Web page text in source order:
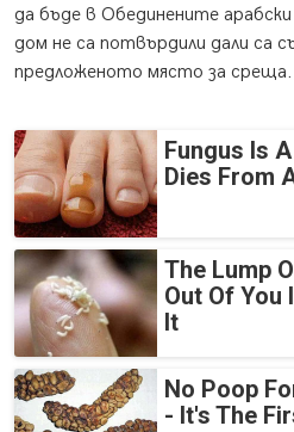
да бъде в Обединените
дом не са потвърдили дали са
предложеното място за среща.
Fungus Is
Dies From
The Lump
Out Of You
It
No Poop
- It's The